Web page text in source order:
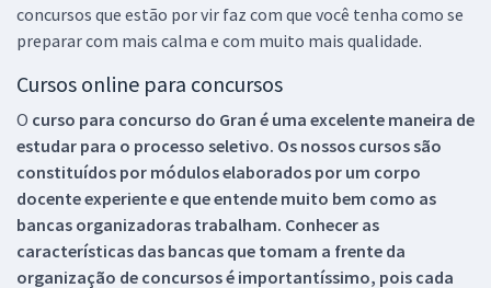
concursos que estão por vir faz com que você tenha como se
preparar com mais calma e com muito mais qualidade.
Cursos online para concursos
O curso para concurso do Gran é uma excelente maneira de
estudar para o processo seletivo. Os nossos cursos são
constituídos por módulos elaborados por um corpo
docente experiente e que entende muito bem como as
bancas organizadoras trabalham. Conhecer as
características das bancas que tomam a frente da
organização de concursos é importantíssimo, pois cada